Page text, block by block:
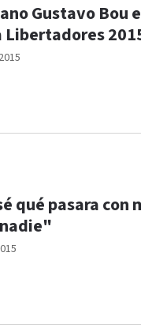
Gustavo Bou
Libertadores
qué pasara con